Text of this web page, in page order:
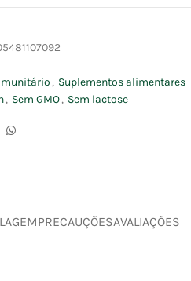
, Suplementos alimentares
, Sem GMO, Sem lactose
PRECAUÇÕESAVALIAÇÕES